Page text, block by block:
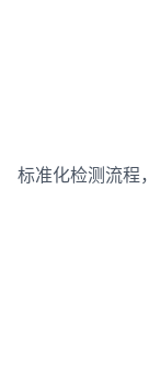
标准化检测流程